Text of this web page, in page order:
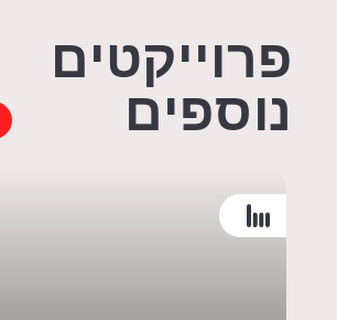
פרוייקטים
נוספים